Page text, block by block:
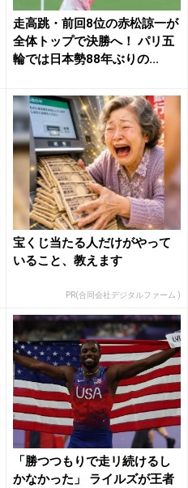
走高跳・前回8位の赤松諒一が
全体トップで決勝へ！ パリ五
輪では日本勢88年ぶりの...
宝くじ当たる人だけがやって
いること、教えます
PR(合同会社デジタルファーム )
「勝つつもりで走リ続けるし
かなかった」 ライルズが王者